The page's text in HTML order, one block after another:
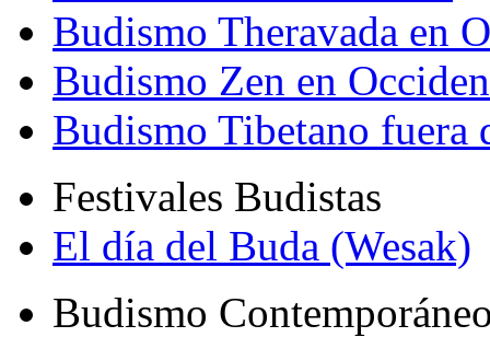
Budismo Theravada en
Budismo Zen en
Budismo Tibetano fuera
Festivales Budistas
El día del Buda (Wesak)
Budismo